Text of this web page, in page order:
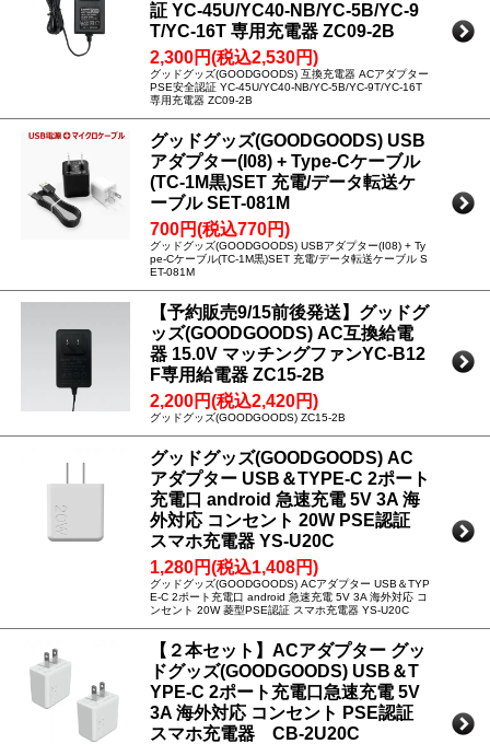
証 YC-45U/YC40-NB/YC-5B/YC-9
T/YC-16T 専用充電器 ZC09-2B
2,300円(税込2,530円)
グッドグッズ(GOODGOODS) 互換充電器 ACアダプター
PSE安全認証 YC-45U/YC40-NB/YC-5B/YC-9T/YC-16T
専用充電器 ZC09-2B
グッドグッズ(GOODGOODS) USB
アダプター(I08) + Type-Cケーブル
(TC-1M黒)SET 充電/データ転送ケ
ーブル SET-081M
700円(税込770円)
グッドグッズ(GOODGOODS) USBアダプター(I08) + Ty
pe-Cケーブル(TC-1M黒)SET 充電/データ転送ケーブル S
ET-081M
【予約販売9/15前後発送】グッドグ
ッズ(GOODGOODS) AC互換給電
器 15.0V マッチングファンYC-B12
F専用給電器 ZC15-2B
2,200円(税込2,420円)
グッドグッズ(GOODGOODS) ZC15-2B
グッドグッズ(GOODGOODS) AC
アダプター USB＆TYPE-C 2ポート
充電口 android 急速充電 5V 3A 海
外対応 コンセント 20W PSE認証
スマホ充電器 YS-U20C
1,280円(税込1,408円)
グッドグッズ(GOODGOODS) ACアダプター USB＆TYP
E-C 2ポート充電口 android 急速充電 5V 3A 海外対応 コ
ンセント 20W 菱型PSE認証 スマホ充電器 YS-U20C
【２本セット】ACアダプター グッ
ドグッズ(GOODGOODS) USB＆T
YPE-C 2ポート充電口急速充電 5V
3A 海外対応 コンセント PSE認証
スマホ充電器 CB-2U20C